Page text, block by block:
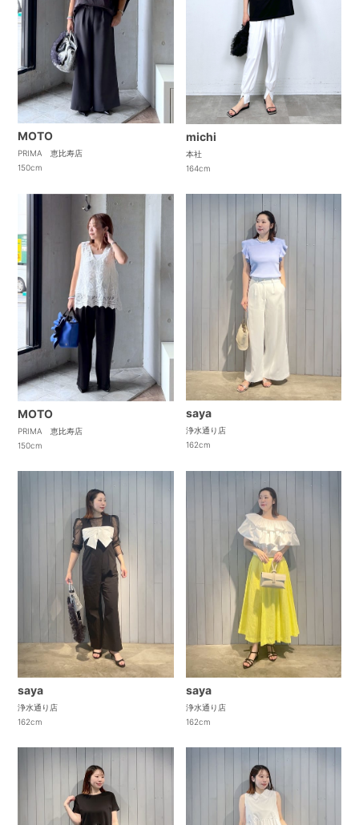
MOTO
PRIMA 恵比寿店
150cm
michi
本社
164cm
MOTO
PRIMA 恵比寿店
150cm
saya
浄水通り店
162cm
saya
浄水通り店
162cm
saya
浄水通り店
162cm